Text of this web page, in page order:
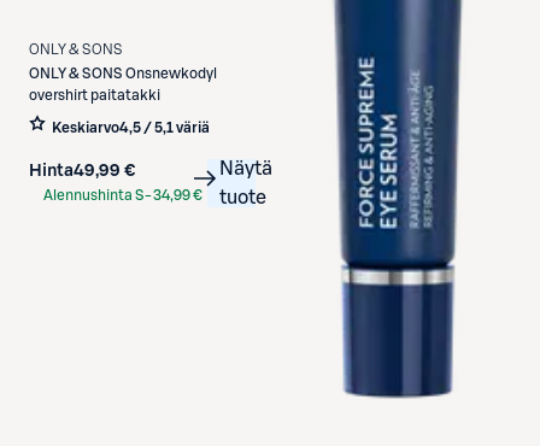
ONLY & SONS
ONLY & SONS Onsnewkodyl
overshirt paitatakki
Keskiarvo4,5 / 5,1 väriä
Hinta49,99 €
Alennushinta S-34,99 €
Näytä
tuote